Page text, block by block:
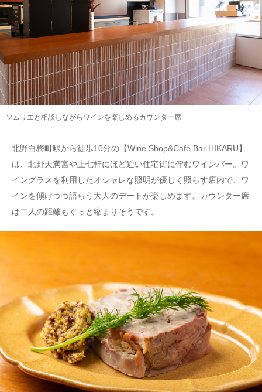
ソムリエと相談しながらワインを楽しめるカウンター席
北野白梅町駅から徒歩10分の【Wine Shop&Cafe Bar HIKARU】
は、北野天満宮や上七軒にほど近い住宅街に佇むワインバー。ワ
イングラスを利用したオシャレな照明が優しく照らす店内で、ワ
インを傾けつつ語らう大人のデートが楽しめます。カウンター席
は二人の距離もぐっと縮まりそうです。